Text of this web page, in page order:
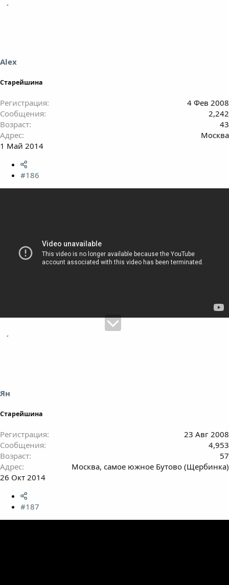
Alex
Старейшина
Регистрация
4 Фев 2008
Сообщения
2,242
Возраст
43
Адрес
Москва
1 Май 2014
#186
Ян
Старейшина
Регистрация
23 Авг 2008
Сообщения
4,953
Возраст
57
Адрес
Москва, самое южное Бутово (Щербинка)
26 Окт 2014
#187